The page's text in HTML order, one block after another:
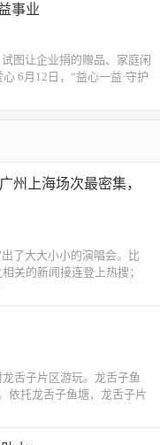
事业
图让企业捐的赠品、家庭闲
6月12日，“益心一益·守护
州上海场次最密集，
了大大小小的演唱会。比
关的新闻接连登上热搜；
舌子片区游玩。龙舌子鱼
依托龙舌子鱼塘，龙舌子片